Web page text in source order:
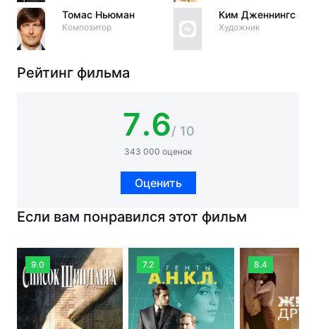
Томас Ньюман
Композитор
Ким Дженнингс
Художник
Рейтинг фильма
7.6/ 10
343 000 оценок
Оценить
Если вам понравился этот фильм
9.0 7.2 8.4